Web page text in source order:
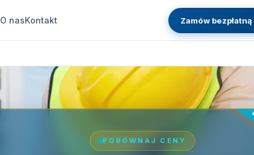
O nasKontakt Zamów
PORÓWNAJ CENY